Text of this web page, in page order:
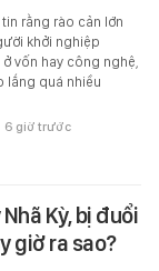
tin rằng rào cản lớn
khởi nghiệp
vốn hay công nghệ,
lắng quá nhiều
6 giờ trước
Kỳ, bị đuổi
giờ ra sao?